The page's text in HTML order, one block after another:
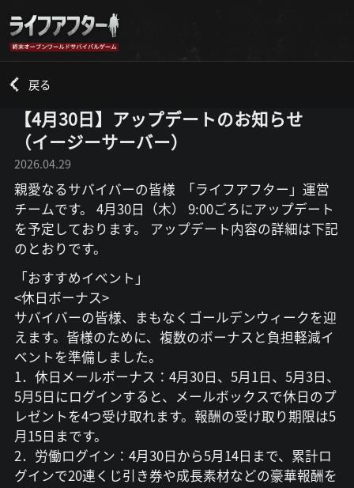
戻る
【4月30日】アップデートのお知らせ
（イージーサーバー）
2026.04.29
親愛なるサバイバーの皆様 「ライフアフター」運営
チームです。 4月30日（木） 9:00ごろにアップデート
を予定しております。 アップデート内容の詳細は下記
のとおりです。
「おすすめイベント」
<休日ボーナス>
サバイバーの皆様、まもなくゴールデンウィークを迎
えます。皆様のために、複数のボーナスと負担軽減イ
ベントを準備しました。
1．休日メールボーナス：4月30日、5月1日、5月3日、
5月5日にログインすると、メールボックスで休日のプ
レゼントを4つ受け取れます。報酬の受け取り期限は5
月15日まです。
2．労働ログイン：4月30日から5月14日まで、累計ロ
グインで20連くじ引き券や成長素材などの豪華報酬を